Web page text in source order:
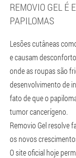
REMOVIO GEL É
PAPILOMAS
Lesões cutâneas
e causam
onde as roupas são
desenvolvimento de
fato de que o
tumor cancerígeno.
Removio Gel resolve
os novos
O site oficial hoje